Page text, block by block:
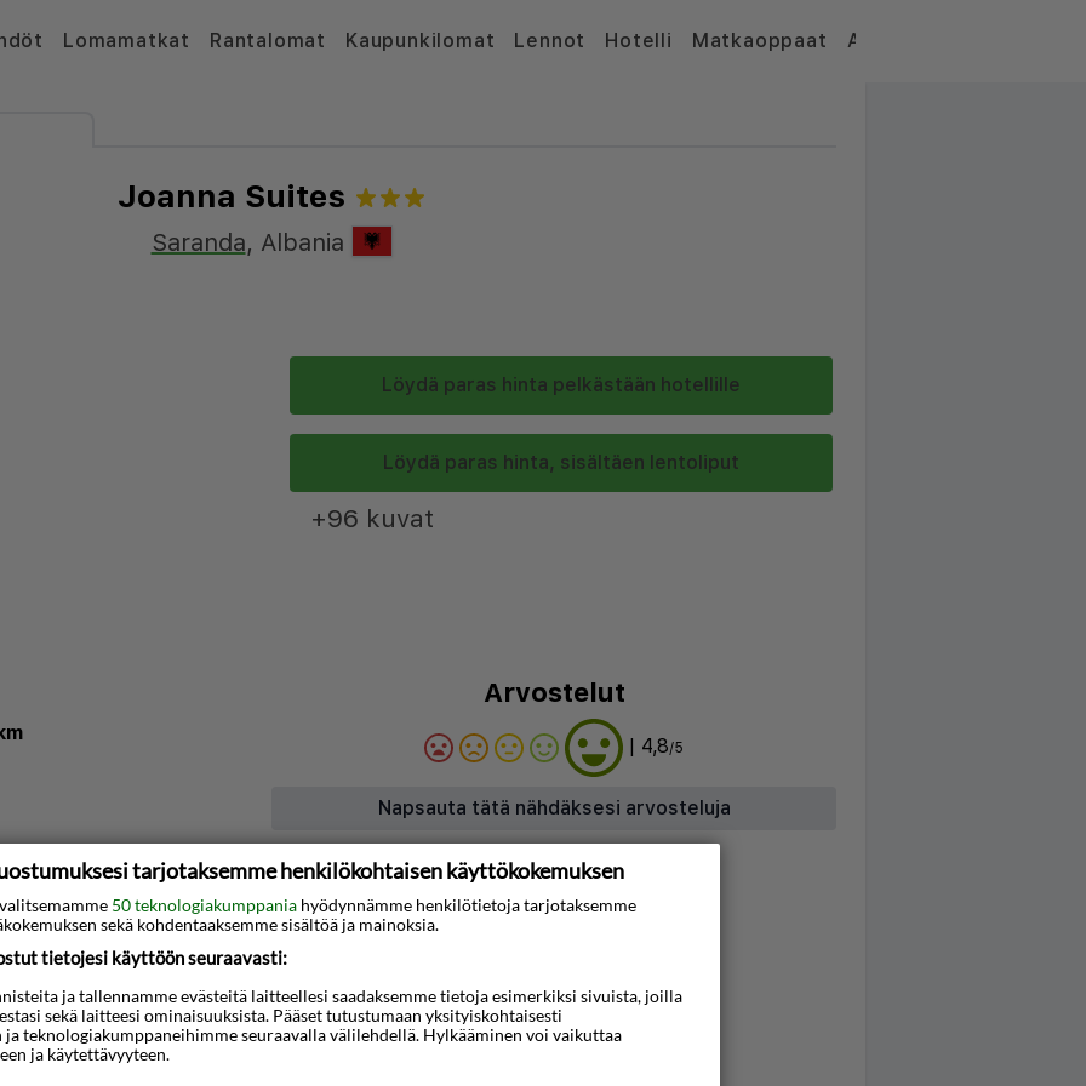
Lomamatkat Rantalomat Kaupunkilomat Lennot Hotelli Matkaoppaat Artikkelit
Joanna Suites
Saranda, Albania
Löydä paras hinta pelkästään hotellille
Löydä paras hinta, sisältäen lentoliput
+96 kuvat
Arvostelut
| 4,8/5
Napsauta tätä nähdäksesi arvosteluja
rannalla, ja
museo sijaitsevat
Tämä majatalo
Ksamil-saaret ja
i Pasqyraven ranta.
Kartta
tarjotaksemme henkilökohtaisen käyttökokemuksen
50 teknologiakumppania hyödynnämme henkilötietoja tarjotaksemme
sekä kohdentaaksemme sisältöä ja mainoksia.
tietojesi käyttöön seuraavasti:
ja tallennamme evästeitä laitteellesi saadaksemme tietoja esimerkiksi sivuista, joilla
sekä laitteesi ominaisuuksista. Pääset tutustumaan yksityiskohtaisesti
teknologiakumppaneihimme seuraavalla välilehdellä. Hylkääminen voi vaikuttaa
ja käytettävyyteen.